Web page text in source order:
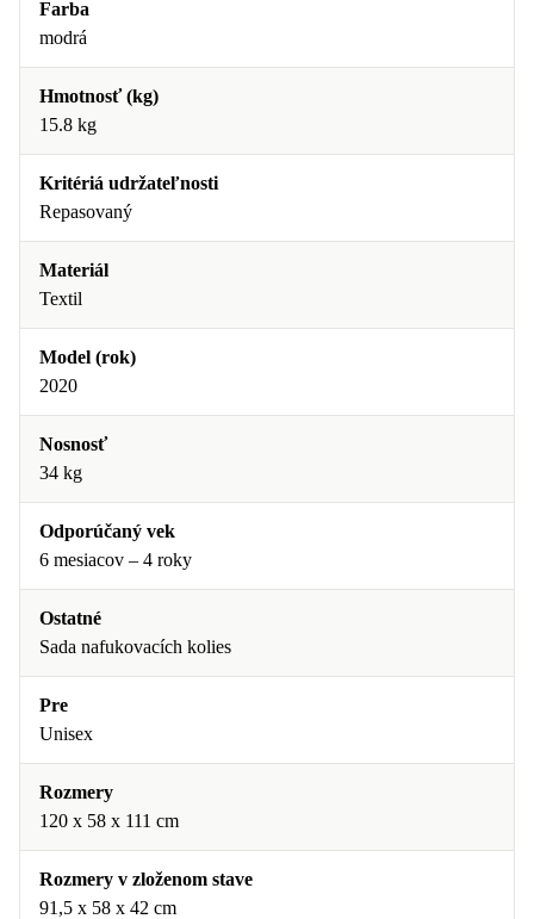
Farba
modrá
Hmotnosť (kg)
15.8 kg
Kritériá udržateľnosti
Repasovaný
Materiál
Textil
Model (rok)
2020
Nosnosť
34 kg
Odporúčaný vek
6 mesiacov – 4 roky
Ostatné
Sada nafukovacích kolies
Pre
Unisex
Rozmery
120 x 58 x 111 cm
Rozmery v zloženom stave
91,5 x 58 x 42 cm